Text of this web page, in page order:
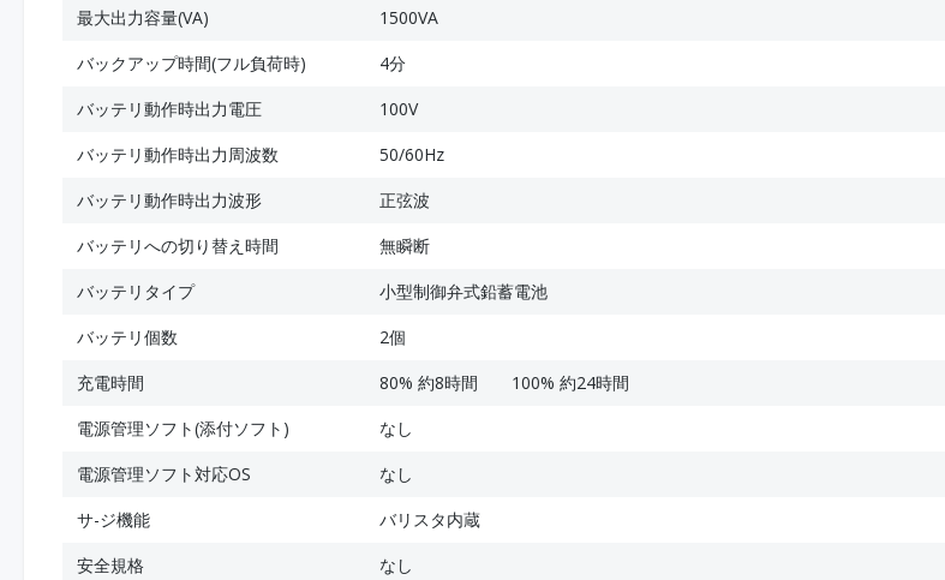
最大出力容量(VA)
1500VA
バックアップ時間(フル負荷時)
4分
バッテリ動作時出力電圧
100V
バッテリ動作時出力周波数
50/60Hz
バッテリ動作時出力波形
正弦波
バッテリへの切り替え時間
無瞬断
バッテリタイプ
小型制御弁式鉛蓄電池
バッテリ個数
2個
充電時間
80% 約8時間 100% 約24時間
電源管理ソフト(添付ソフト)
なし
電源管理ソフト対応OS
なし
サ-ジ機能
バリスタ内蔵
安全規格
なし